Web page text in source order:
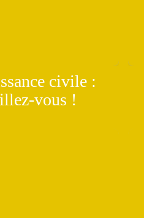
civile :
vous !